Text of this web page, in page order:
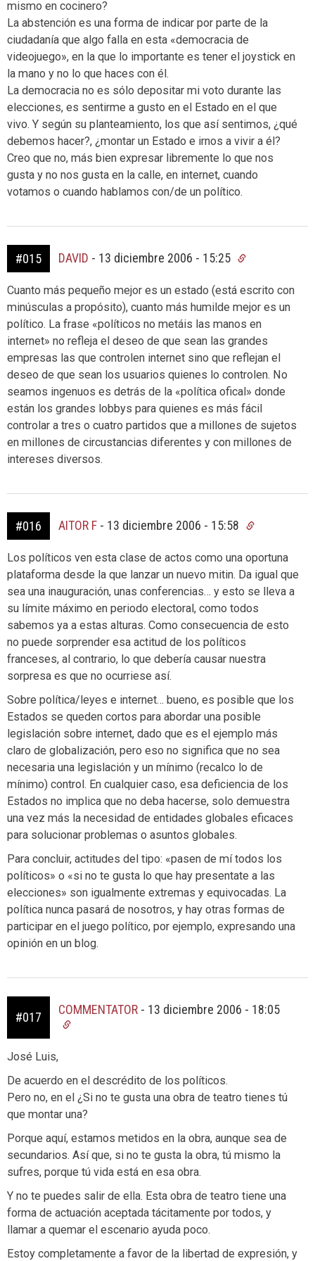
mismo en cocinero?
La abstención es una forma de indicar por parte de la
ciudadanía que algo falla en esta «democracia de
videojuego», en la que lo importante es tener el joystick en
la mano y no lo que haces con él.
La democracia no es sólo depositar mi voto durante las
elecciones, es sentirme a gusto en el Estado en el que
vivo. Y según su planteamiento, los que así sentimos, ¿qué
debemos hacer?, ¿montar un Estado e irnos a vivir a él?
Creo que no, más bien expresar libremente lo que nos
gusta y no nos gusta en la calle, en internet, cuando
votamos o cuando hablamos con/de un político.
#015 DAVID - 13 diciembre 2006 - 15:25
Cuanto más pequeño mejor es un estado (está escrito con
minúsculas a propósito), cuanto más humilde mejor es un
político. La frase «políticos no metáis las manos en
internet» no refleja el deseo de que sean las grandes
empresas las que controlen internet sino que reflejan el
deseo de que sean los usuarios quienes lo controlen. No
seamos ingenuos es detrás de la «política ofical» donde
están los grandes lobbys para quienes es más fácil
controlar a tres o cuatro partidos que a millones de sujetos
en millones de circustancias diferentes y con millones de
intereses diversos.
#016 AITOR F - 13 diciembre 2006 - 15:58
Los políticos ven esta clase de actos como una oportuna
plataforma desde la que lanzar un nuevo mitin. Da igual que
sea una inauguración, unas conferencias… y esto se lleva a
su límite máximo en periodo electoral, como todos
sabemos ya a estas alturas. Como consecuencia de esto
no puede sorprender esa actitud de los políticos
franceses, al contrario, lo que debería causar nuestra
sorpresa es que no ocurriese así.
Sobre política/leyes e internet… bueno, es posible que los
Estados se queden cortos para abordar una posible
legislación sobre internet, dado que es el ejemplo más
claro de globalización, pero eso no significa que no sea
necesaria una legislación y un mínimo (recalco lo de
mínimo) control. En cualquier caso, esa deficiencia de los
Estados no implica que no deba hacerse, solo demuestra
una vez más la necesidad de entidades globales eficaces
para solucionar problemas o asuntos globales.
Para concluir, actitudes del tipo: «pasen de mí todos los
políticos» o «si no te gusta lo que hay presentate a las
elecciones» son igualmente extremas y equivocadas. La
política nunca pasará de nosotros, y hay otras formas de
participar en el juego político, por ejemplo, expresando una
opinión en un blog.
#017
COMMENTATOR - 13 diciembre 2006 - 18:05
José Luis,
De acuerdo en el descrédito de los políticos.
Pero no, en el ¿Si no te gusta una obra de teatro tienes tú
que montar una?
Porque aquí, estamos metidos en la obra, aunque sea de
secundarios. Así que, si no te gusta la obra, tú mismo la
sufres, porque tú vida está en esa obra.
Y no te puedes salir de ella. Esta obra de teatro tiene una
forma de actuación aceptada tácitamente por todos, y
llamar a quemar el escenario ayuda poco.
Estoy completamente a favor de la libertad de expresión, y